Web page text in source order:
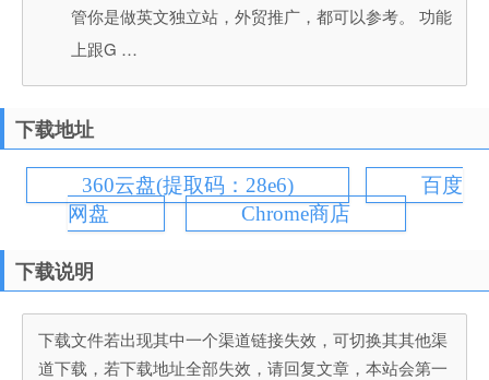
管你是做英文独立站，外贸推广，都可以参考。 功能
上跟G …
下载地址
360云盘(提取码：28e6)
百度
网盘
Chrome商店
下载说明
下载文件若出现其中一个渠道链接失效，可切换其其他渠
道下载，若下载地址全部失效，请回复文章，本站会第一